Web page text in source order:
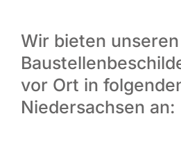
Wir bieten
vor Ort in
Niedersachsen an: